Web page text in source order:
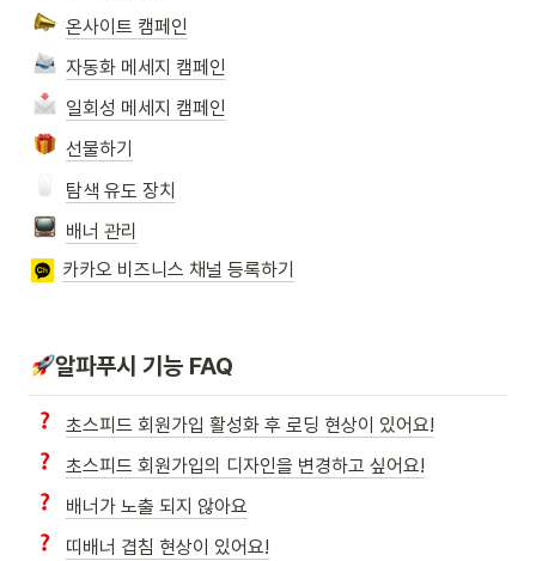
온사이트 캠페인
자동화 메세지 캠페인
일회성 메세지 캠페인
선물하기
탐색 유도 장치
배너 관리
카카오 비즈니스 채널 등록하기
알파푸시 기능 FAQ
초스피드 회원가입 활성화 후 로딩 현상이 있어요!
초스피드 회원가입의 디자인을 변경하고 싶어요!
배너가 노출 되지 않아요
띠배너 겹침 현상이 있어요!